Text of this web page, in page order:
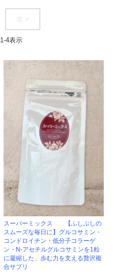
次 >
1-4表示
スーパーミックス 【ふしぶしの
スムーズな毎日に】グルコサミン・
コンドロイチン・低分子コラーゲ
ン・N-アセチルグルコサミンを1粒
に凝縮した、歩む力を支える贅沢複
合サプリ